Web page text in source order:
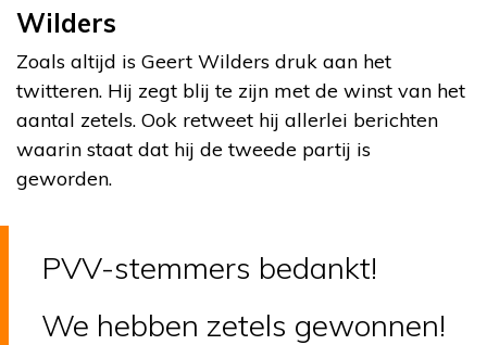
Wilders
Zoals altijd is Geert Wilders druk aan het
twitteren. Hij zegt blij te zijn met de winst van het
aantal zetels. Ook retweet hij allerlei berichten
waarin staat dat hij de tweede partij is
geworden.
PVV-stemmers bedankt!
We hebben zetels gewonnen!